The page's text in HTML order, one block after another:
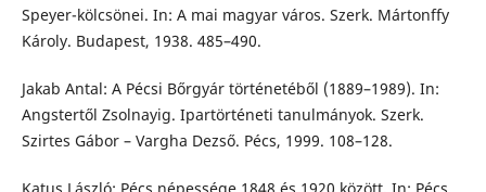
Speyer-kölcsönei. In: A mai magyar város. Szerk. Mártonffy
Károly. Budapest, 1938. 485–490.
Jakab Antal: A Pécsi Bőrgyár történetéből (1889–1989). In:
Angstertől Zsolnayig. Ipartörténeti tanulmányok. Szerk.
Szirtes Gábor – Vargha Dezső. Pécs, 1999. 108–128.